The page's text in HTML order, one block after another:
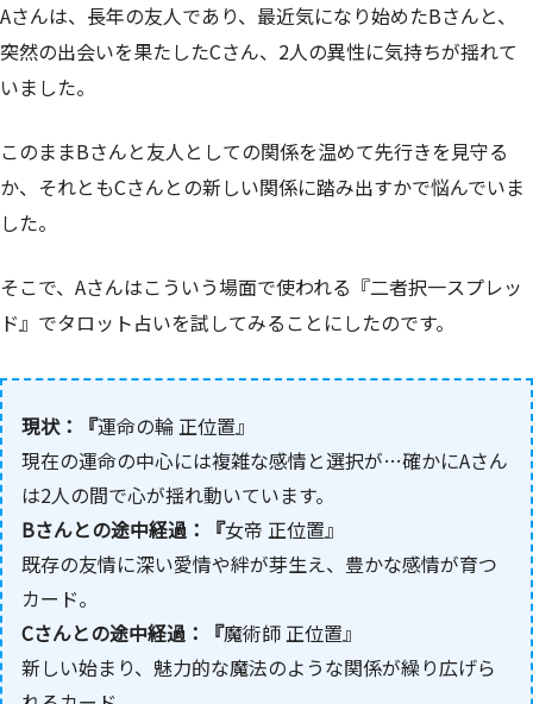
Aさんは、長年の友人であり、最近気になり始めたBさんと、
突然の出会いを果たしたCさん、2人の異性に気持ちが揺れて
いました。
このままBさんと友人としての関係を温めて先行きを見守る
か、それともCさんとの新しい関係に踏み出すかで悩んでいま
した。
そこで、Aさんはこういう場面で使われる『二者択一スプレッ
ド』でタロット占いを試してみることにしたのです。
現状：『運命の輪 正位置』
現在の運命の中心には複雑な感情と選択が…確かにAさん
は2人の間で心が揺れ動いています。
Bさんとの途中経過：『女帝 正位置』
既存の友情に深い愛情や絆が芽生え、豊かな感情が育つ
カード。
Cさんとの途中経過：『魔術師 正位置』
新しい始まり、魅力的な魔法のような関係が繰り広げら